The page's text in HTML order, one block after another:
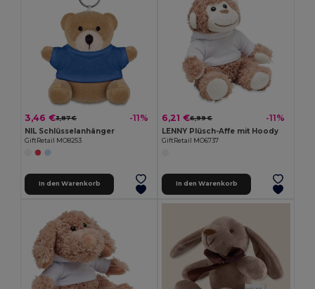
3,46 €3,87 € -11%
NIL Schlüsselanhänger
GiftRetail MO8253
In den Warenkorb
6,21 €6,99 € -11%
LENNY Plüsch-Affe mit Hoody
GiftRetail MO6737
In den Warenkorb